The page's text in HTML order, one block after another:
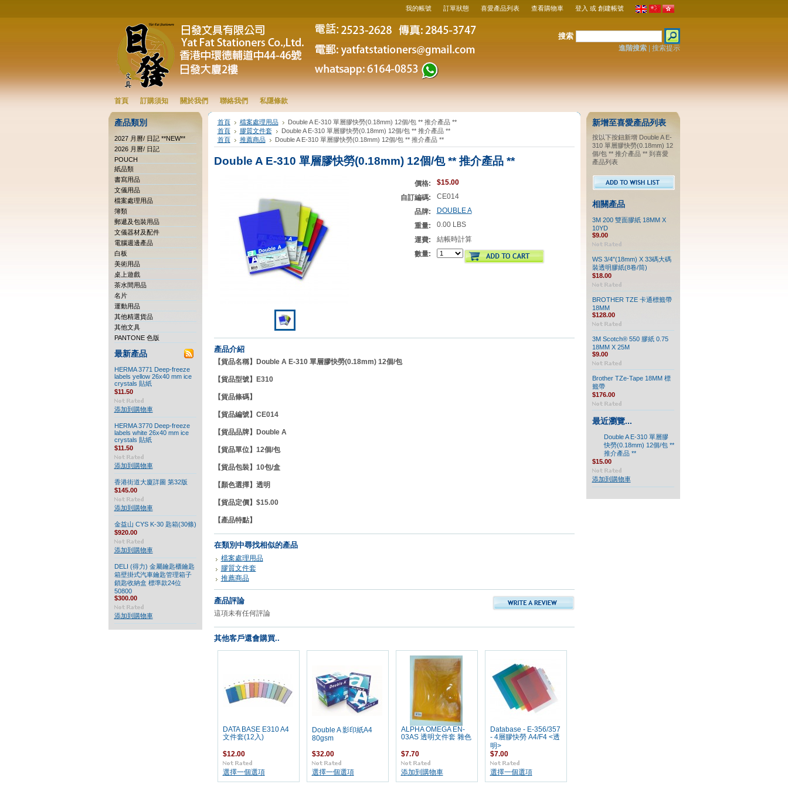
我的帳號 訂單狀態 喜愛產品列表 查看購物車 登入 或 創建帳號
搜索
進階搜索| 搜索提示
首頁 訂購須知 關於我們 聯絡我們 私隱條款
產品類別
2027 月曆/ 日記 **NEW**
2026 月曆/ 日記
POUCH
紙品類
書寫用品
文儀用品
檔案處理用品
簿類
郵遞及包裝用品
文儀器材及配件
電腦週邊產品
白板
美術用品
桌上遊戲
茶水間用品
名片
運動用品
其他精選貨品
其他文具
PANTONE 色版
最新產品
HERMA 3771 Deep-freeze
labels yellow 26x40 mm ice
crystals 貼紙
$11.50
添加到購物車
HERMA 3770 Deep-freeze
labels white 26x40 mm ice
crystals 貼紙
$11.50
添加到購物車
香港街道大廈詳圖 第32版
$145.00
添加到購物車
金益山 CYS K-30 匙箱(30條)
$920.00
添加到購物車
DELI (得力) 金屬鑰匙櫃鑰匙
箱壁掛式汽車鑰匙管理箱子
鎖匙收納盒 標準款24位
50800
$300.00
添加到購物車
首頁 檔案處理用品
Double A E-310 單層膠快勞(0.18mm) 12個/包 ** 推介產品 **
首頁
膠質文件套
Double A E-310 單層膠快勞(0.18mm) 12個/包 ** 推介產品 **
首頁
推薦商品 Double A E-310 單層膠快勞(0.18mm) 12個/包 ** 推介產品 **
Double A E-310 單層膠快勞(0.18mm) 12個/包 ** 推介產品 **
價格:
$15.00
自訂編碼:
CE014
品牌:
DOUBLE A
重量:
0.00 LBS
運費:
結帳時計算
數量:
產品介紹
【貨品名稱】Double A E-310 單層膠快勞(0.18mm) 12個/包
【貨品型號】E310
【貨品條碼】
【貨品編號】CE014
【貨品品牌】 Double A
【貨品單位】12個/包
【貨品包裝】10包/盒
【顏色選擇】 透明
【貨品定價】$15.00
【產品特點】
在類別中尋找相似的產品
檔案處理用品
膠質文件套
推薦商品
產品評論
這項未有任何評論
其他客戶還會購買..
DATA BASE E310 A4
文件套(12入)
$12.00
選擇一個選項
Double A 影印紙A4
80gsm
$32.00
選擇一個選項
ALPHA OMEGA EN-
03AS 透明文件套 雜色
$7.70
添加到購物車
Database - E-356/357
- 4層膠快勞 A4/F4 <透
明>
$7.00
選擇一個選項
新增至喜愛產品列表
按以下按鈕新增 Double A E-
310 單層膠快勞(0.18mm) 12
個/包 ** 推介產品 ** 到喜愛
產品列表
相關產品
3M 200 雙面膠紙 18MM X
10YD
$9.00
WS 3/4"(18mm) X 33碼大碼
裝透明膠紙(8卷/筒)
$18.00
BROTHER TZE 卡通標籤帶
18MM
$128.00
3M Scotch® 550 膠紙 0.75
18MM X 25M
$9.00
Brother TZe-Tape 18MM 標
籤帶
$176.00
最近瀏覽...
Double A E-310 單層膠
快勞(0.18mm) 12個/包 **
推介產品 **
$15.00
添加到購物車